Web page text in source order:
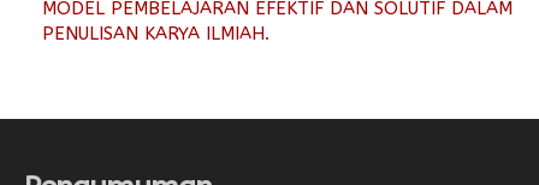
MODEL PEMBELAJARAN EFEKTIF DAN SOLUTIF DALAM
PENULISAN KARYA ILMIAH.